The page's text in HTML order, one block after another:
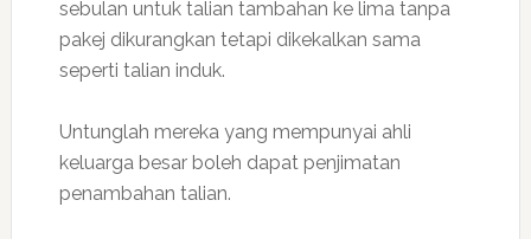
sebulan untuk talian tambahan ke lima tanpa
pakej dikurangkan tetapi dikekalkan sama
seperti talian induk.
Untunglah mereka yang mempunyai ahli
keluarga besar boleh dapat penjimatan
penambahan talian.